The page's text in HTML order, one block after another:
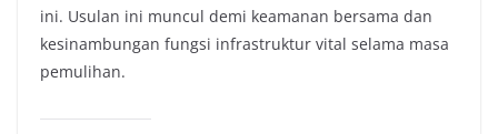
ini. Usulan ini muncul demi keamanan bersama dan
kesinambungan fungsi infrastruktur vital selama masa
pemulihan.